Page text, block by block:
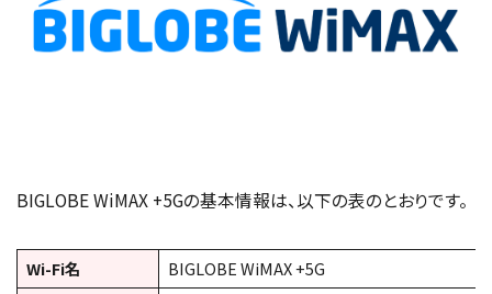
BIGLOBE WiMAX +5Gの基本情報は、以下の表のとおりです。
Wi-Fi名 BIGLOBE WiMAX +5G